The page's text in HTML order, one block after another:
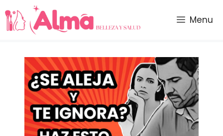
Saltar
al
contenido
Menu